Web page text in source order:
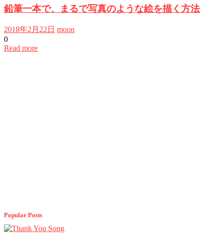
鉛筆一本で、まるで写真のような絵を描く方法
2018年2月22日 moon
0
Read more
Popular Posts